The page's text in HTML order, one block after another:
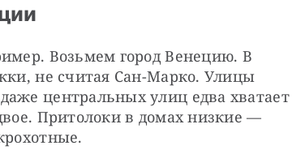
Возьмем город Венецию. В
не считая Сан-Марко. Улицы
центральных улиц едва хватает
Притолоки в домах низкие —